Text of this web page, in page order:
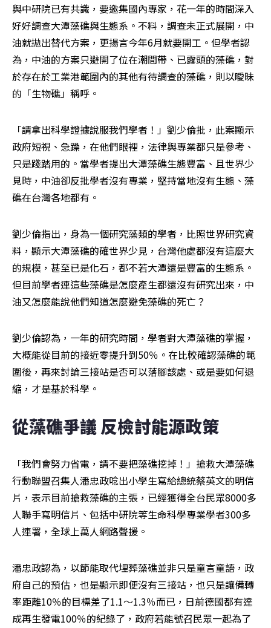
與中研院已有共識，要邀集國內專家，花一年的時間深入
好好調查大潭藻礁與生態系。不料，調查未正式展開，中
油就拋出替代方案，更揚言今年6月就要開工。但學者認
為，中油的方案只避開了位在潮間帶、已露頭的藻礁，對
於存在於工業港範圍內的其他有待調查的藻礁，則以曖昧
的「生物礁」稱呼。
「請拿出科學證據說服我們學者！」劉少倫批，此案顯示
政府短視、急躁，在他們眼裡，法律與專業都只是參考、
只是踐踏用的。當學者提出大潭藻礁生態豐富、且世界少
見時，中油卻反批學者沒有專業，堅持當地沒有生態、藻
礁在台灣各地都有。
劉少倫指出，身為一個研究藻類的學者，比照世界研究資
料，顯示大潭藻礁的確世界少見，台灣他處都沒有這麼大
的規模，甚至已是化石，都不若大潭還是豐富的生態系。
但目前學者連這些藻礁是怎麼產生都還沒有研究出來，中
油又怎麼能說他們知道怎麼避免藻礁的死亡？
劉少倫認為，一年的研究時間，學者對大潭藻礁的掌握，
大概能從目前的接近零提升到50％。在比較確認藻礁的範
圍後，再來討論三接站是否可以落腳該處、或是要如何退
縮，才是基於科學。
從藻礁爭議 反檢討能源政策
「我們會努力省電，請不要把藻礁挖掉！」搶救大潭藻礁
行動聯盟召集人潘忠政唸出小學生寫給總統蔡英文的明信
片，表示目前搶救藻礁的主張，已經獲得全台民眾8000多
人聯手寫明信片、包括中研院等生命科學專業學者300多
人連署，全球上萬人網路聲援。
潘忠政認為，以節能取代埋葬藻礁並非只是童言童語，政
府自己的預估，也是顯示即便沒有三接站，也只是讓備轉
率距離10％的目標差了1.1～1.3％而已，日前德國都有達
成再生發電100％的紀錄了，政府若能號召民眾一起為了